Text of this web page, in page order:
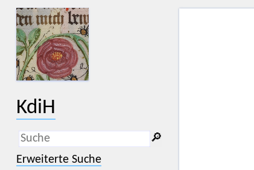
KdiH
_
(der Unterstrich) ist Platzhalter für
genau ein Zeichen.
🔎︎
Erweiterte Suche